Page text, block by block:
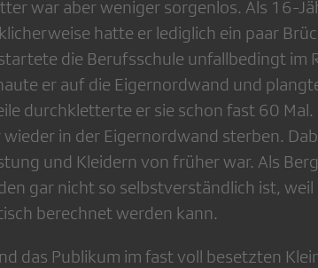
war aber weniger sorgenlos. Als 16-
hatte er lediglich ein paar
die Berufsschule unfallbedingt im
er auf die Eigernordwand und
durchkletterte er sie schon fast 60 Mal.
in der Eigernordwand sterben.
und Kleidern von früher war. Als
gar nicht so selbstverständlich ist, weil
berechnet werden kann.
das Publikum im fast voll besetzten